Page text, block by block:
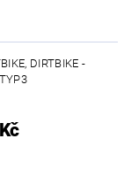
DIRTBIKE -